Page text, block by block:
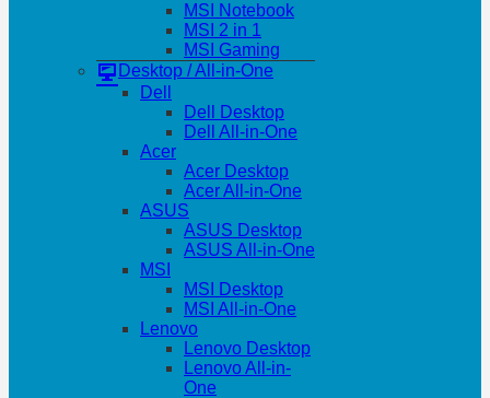
MSI Notebook
MSI 2 in 1
MSI Gaming
Desktop / All-in-One
Dell
Dell Desktop
Dell All-in-One
Acer
Acer Desktop
Acer All-in-One
ASUS
ASUS Desktop
ASUS All-in-One
MSI
MSI Desktop
MSI All-in-One
Lenovo
Lenovo Desktop
Lenovo All-in-
One